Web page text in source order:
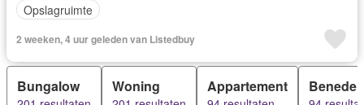
Opslagruimte
2 weeken, 4 uur geleden van Listedbuy
Bungalow Woning Appartement